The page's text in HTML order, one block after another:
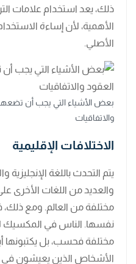
ذلك، يعد استخدام علامات
الأهمية، لأن إساءة
الأصلي.
بعض الأشياء التي يجب أن تضعها
والاتفاقيات
الاختلافات الإقليمية
يتم التحدث باللغة الإنجليزية
والعديد من اللغات الأخرى
مختلفة من العالم. ومع
نفسها. الناس في المكسيك
مختلفة فحسب، بل
الأشخاص الذين يعيشون في